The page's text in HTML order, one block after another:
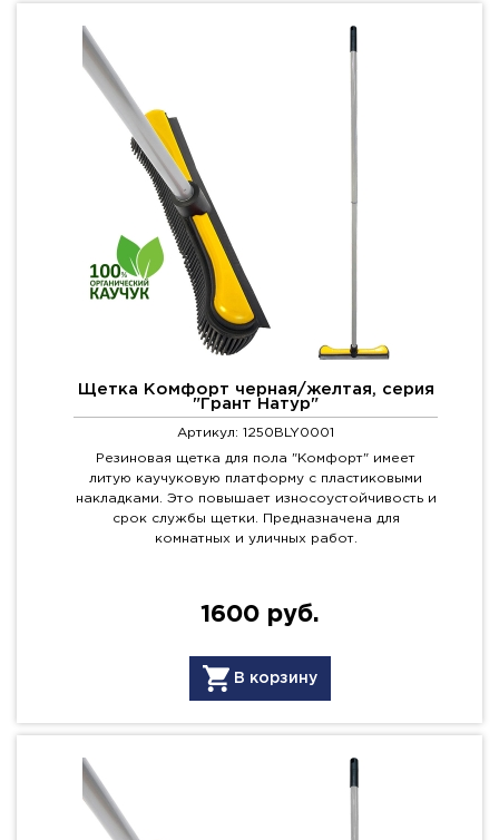
Щетка Комфорт черная/желтая, серия
"Грант Натур"
Артикул: 1250BLY0001
Резиновая щетка для пола "Комфорт" имеет
литую каучуковую платформу с пластиковыми
накладками. Это повышает износоустойчивость и
срок службы щетки. Предназначена для
комнатных и уличных работ.
1600 руб.
В корзину